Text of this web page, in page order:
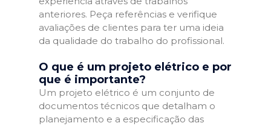
anteriores. Peça referências e verifique
avaliações de clientes para ter uma ideia
da qualidade do trabalho do profissional.
O que é um projeto elétrico e por
que é importante?
Um projeto elétrico é um conjunto de
documentos técnicos que detalham o
planejamento e a especificação das